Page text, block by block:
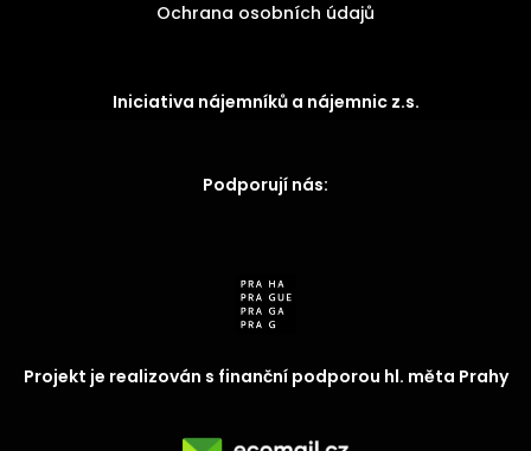
Ochrana osobních údajů
Iniciativa nájemníků a nájemnic z.s.
Podporují nás:
Projekt je realizován s finanční podporou hl. měta Prahy